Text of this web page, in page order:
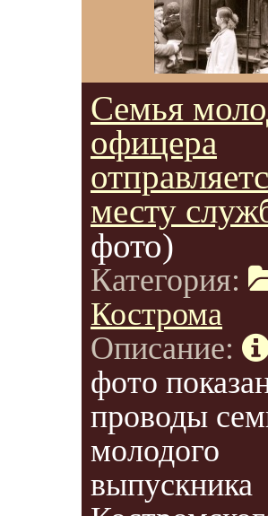
Семья
офицера
месту
фото)
Категория:
Кострома
Описание:
фото
проводы
молодого
выпускника